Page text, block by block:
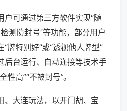
户可通过第三方软件实现“随
检测防封号”等功能，部分用户
牌特别好”或“透视他人牌型”
后台运行、自动连接等技术手
性高”“不被封号”。
、大连玩法，以开门胡、宝